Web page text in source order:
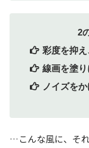
2
彩度を抑
線画を塗
ノイズを
…こんな風に、そ